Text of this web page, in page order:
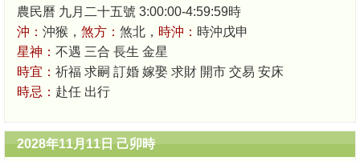
農民曆 九月二十五號 3:00:00-4:59:59時
沖： 沖猴， 煞方： 煞北， 時沖： 時沖戊申
星神： 不遇 三合 長生 金星
時宜： 祈福 求嗣 訂婚 嫁娶 求財 開市 交易 安床
時忌： 赴任 出行
2028年11月11日 己卯時